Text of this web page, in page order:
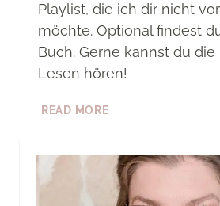
Playlist, die ich dir nicht
möchte. Optional findest
Buch. Gerne kannst du
Lesen hören!
READ MORE[PLAYLIST]
TEACH
YOU